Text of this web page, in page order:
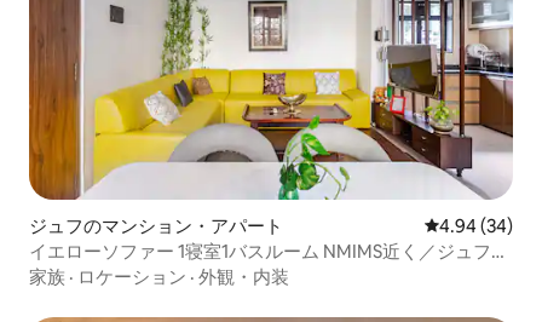
ジュフのマンション・アパート レビュー34
4.94 (34)
イエローソファー 1寝室1バスルーム NMIMS近く／ジュフー
ビーチまで4分／イスコン
家族 · ロケーション · 外観・内装